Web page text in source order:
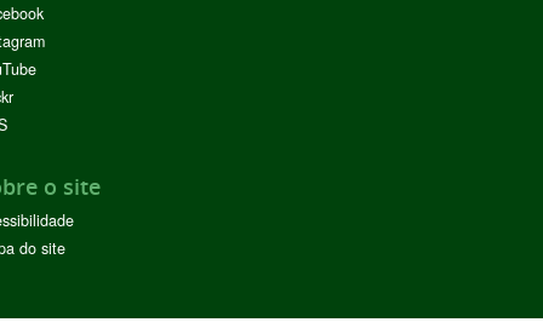
o site
do site